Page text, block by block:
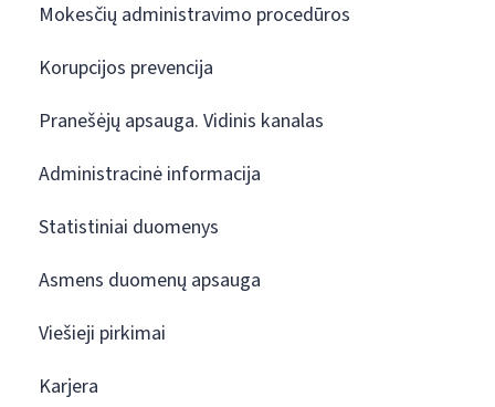
Mokesčių administravimo procedūros
Korupcijos prevencija
Pranešėjų apsauga. Vidinis kanalas
Administracinė informacija
Statistiniai duomenys
Asmens duomenų apsauga
Viešieji pirkimai
Karjera